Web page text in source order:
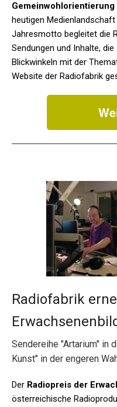
heutigen
Jahresmotto begleitet die
Sendungen und Inhalte,
Blickwinkeln mit der
Website der Radiofabrik
Radiofabrik
Sendereihe "Artarium" in
Kunst" in der engeren
Der Radiopreis der
österreichische